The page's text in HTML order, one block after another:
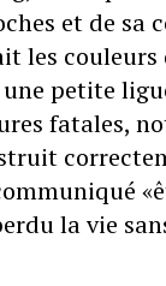
et de sa
les couleurs
petite
fatales,
la vie